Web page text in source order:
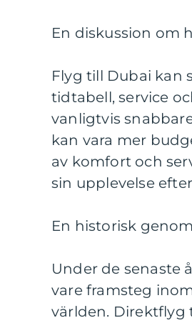
En diskussion om
Flyg till Dubai kan
tidtabell, service
vanligtvis
kan vara mer
av komfort och
sin upplevelse
En historisk
Under de senaste
vare framsteg
världen. Direktflyg